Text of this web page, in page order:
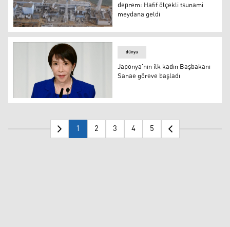
FOTO- Arşiv
deprem: Hafif ölçekli tsunami
meydana geldi
Japonya Başbakanı Takaiçi Sanae
dünya
Japonya'nın ilk kadın Başbakanı
Sanae göreve başladı
1 2 3 4 5